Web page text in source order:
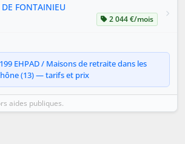
FONTAINIEU
2 044 €/mois
EHPAD / Maisons de retraite dans les
(13) — tarifs et prix
aides publiques.